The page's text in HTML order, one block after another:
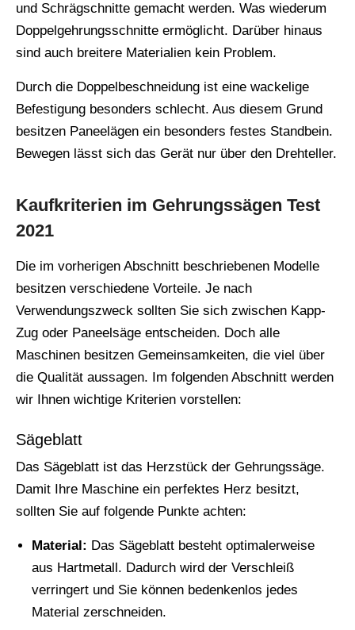
und Schrägschnitte gemacht werden. Was wiederum
Doppelgehrungsschnitte ermöglicht. Darüber hinaus
sind auch breitere Materialien kein Problem.
Durch die Doppelbeschneidung ist eine wackelige
Befestigung besonders schlecht. Aus diesem Grund
besitzen Paneelägen ein besonders festes Standbein.
Bewegen lässt sich das Gerät nur über den Drehteller.
Kaufkriterien im Gehrungssägen Test
2021
Die im vorherigen Abschnitt beschriebenen Modelle
besitzen verschiedene Vorteile. Je nach
Verwendungszweck sollten Sie sich zwischen Kapp-
Zug oder Paneelsäge entscheiden. Doch alle
Maschinen besitzen Gemeinsamkeiten, die viel über
die Qualität aussagen. Im folgenden Abschnitt werden
wir Ihnen wichtige Kriterien vorstellen:
Sägeblatt
Das Sägeblatt ist das Herzstück der Gehrungssäge.
Damit Ihre Maschine ein perfektes Herz besitzt,
sollten Sie auf folgende Punkte achten:
Material: Das Sägeblatt besteht optimalerweise
aus Hartmetall. Dadurch wird der Verschleiß
verringert und Sie können bedenkenlos jedes
Material zerschneiden.